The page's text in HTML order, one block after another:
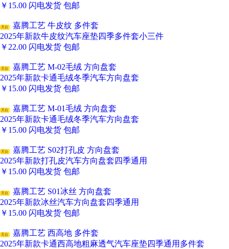
￥ 15.00 闪电发货 包邮
天台
嘉腾工艺 牛皮纹 多件套
2025年新款牛皮纹汽车座垫四季多件套小三件
￥ 22.00 闪电发货 包邮
天台
嘉腾工艺 M-02毛绒 方向盘套
2025年新款卡通毛绒冬季汽车方向盘套
￥ 15.00 闪电发货 包邮
天台
嘉腾工艺 M-01毛绒 方向盘套
2025年新款卡通毛绒冬季汽车方向盘套
￥ 15.00 闪电发货 包邮
天台
嘉腾工艺 S02打孔皮 方向盘套
2025年新款打孔皮汽车方向盘套四季通用
￥ 15.00 闪电发货 包邮
天台
嘉腾工艺 S01冰丝 方向盘套
2025年新款冰丝汽车方向盘套四季通用
￥ 15.00 闪电发货 包邮
天台
嘉腾工艺 西高地 多件套
2025年新款卡通西高地粗麻透气汽车座垫四季通用多件套